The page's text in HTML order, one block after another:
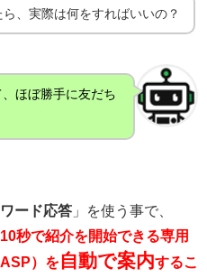
、実際は何をすればいいの？
ほぼ勝手に友だち
ード応答 」を使う事で、
秒で紹介を開始できる専用
）を自動で案内するこ